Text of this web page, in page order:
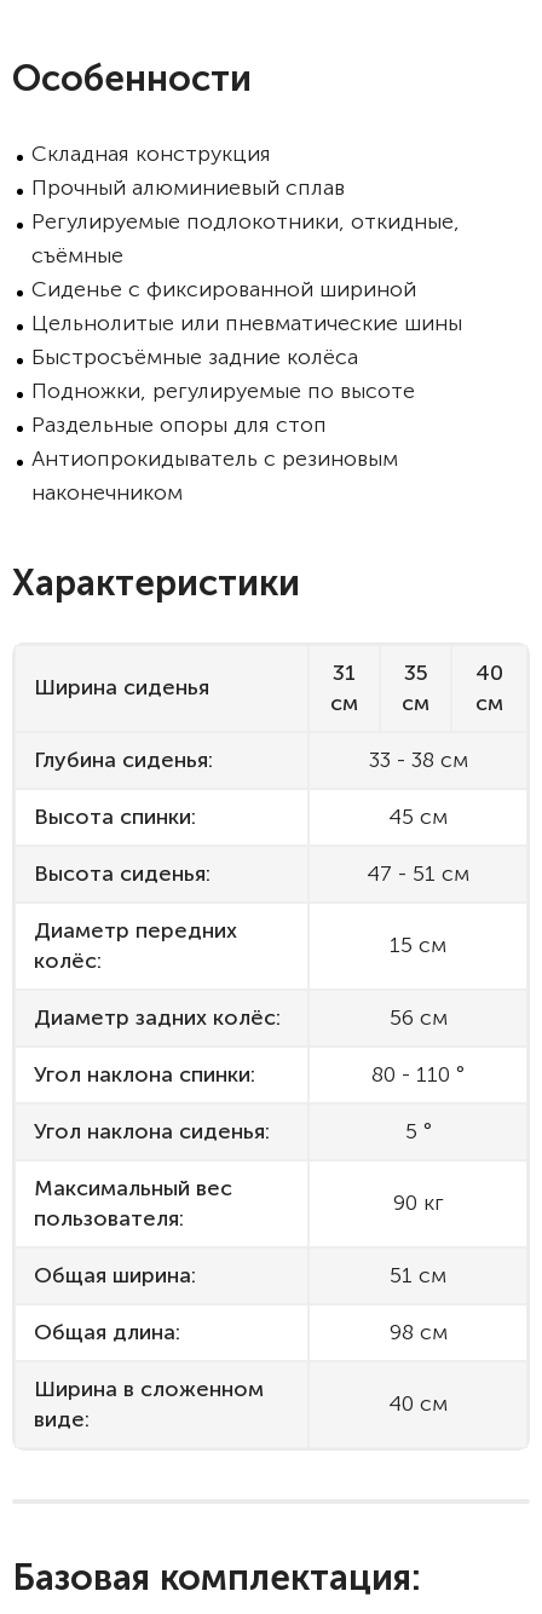
Особенности
Складная конструкция
Прочный алюминиевый сплав
Регулируемые подлокотники, откидные,
съёмные
Сиденье с фиксированной шириной
Цельнолитые или пневматические шины
Быстросъёмные задние колёса
Подножки, регулируемые по высоте
Раздельные опоры для стоп
Антиопрокидыватель с резиновым
наконечником
Характеристики
Ширина сиденья
31
см
35
см
40
см
Глубина сиденья: 33 - 38 см
Высота спинки: 45 см
Высота сиденья: 47 - 51 см
Диаметр передних
колёс:
15 см
Диаметр задних колёс: 56 см
Угол наклона спинки: 80 - 110 °
Угол наклона сиденья: 5 °
Максимальный вес
пользователя:
90 кг
Общая ширина: 51 см
Общая длина: 98 см
Ширина в сложенном
виде:
40 см
Базовая комплектация: